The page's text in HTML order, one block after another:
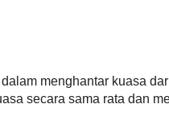
menghantar kuasa
secara sama rata dan